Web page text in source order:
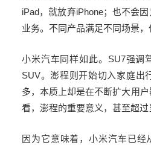
iPad，就放弃iPhone；也不会因
业务。不同产品满足不同场景，
小米汽车同样如此。 SU7强调
SUV。澎程则开始切入家庭出
多，本质上却是在不断扩大用
看，澎程的重要意义，甚至超过
因为它意味着，小米汽车已经